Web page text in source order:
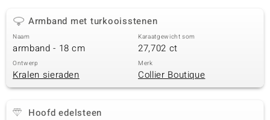
Armband met turkooisstenen
Naam
armband - 18 cm
Karaatgewicht som
27,702 ct
Ontwerp
Kralen sieraden
Merk
Collier Boutique
Hoofd edelsteen